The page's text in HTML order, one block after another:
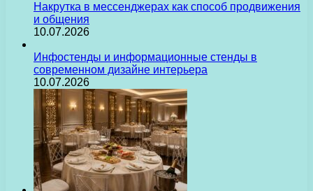
Накрутка в мессенджерах как способ продвижения
и общения
10.07.2026
Инфостенды и информационные стенды в
современном дизайне интерьера
10.07.2026